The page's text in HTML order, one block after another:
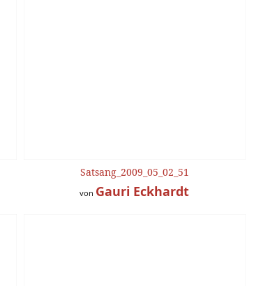
Satsang_2009_05_02_51
von Gauri Eckhardt